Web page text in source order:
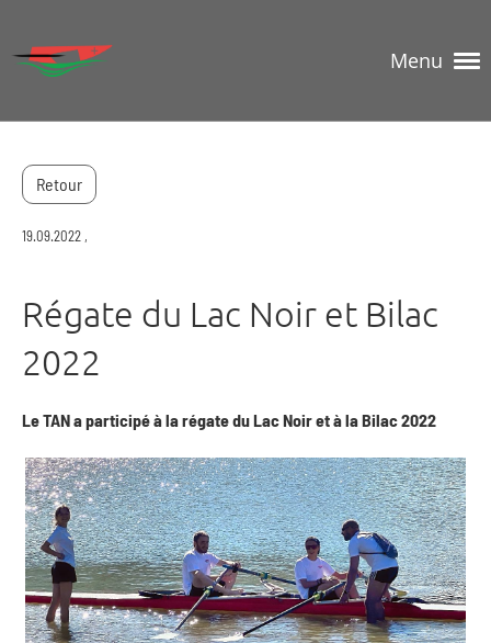
Menu
Retour
19.09.2022 ,
Régate du Lac Noir et Bilac
2022
Le TAN a participé à la régate du Lac Noir et à la Bilac 2022